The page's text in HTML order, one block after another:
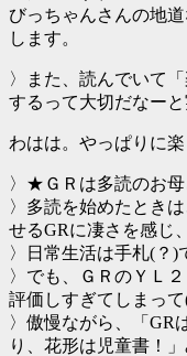
びっちゃんさんの地
します。
〉また、読んでいて
するって大切だなー
わはは。やっぱりに
〉★ＧＲは多読のお
〉多読を始めたとき
せるGRに凄さを感じ、
〉日常生活は手札(？)
〉でも、ＧＲのＹＬ
評価しすぎてしまっ
〉傲慢ながら、「GR
り、花形は児童書！